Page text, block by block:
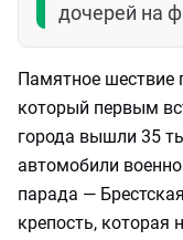
дочерей на
Памятное шествие
который первым
города вышли 35
автомобили
парада —
крепость, которая